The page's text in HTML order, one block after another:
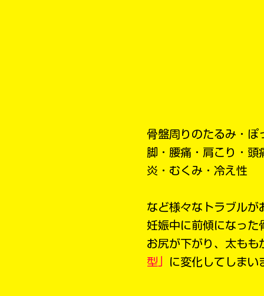
骨盤周りのたるみ・ぽ
脚 ・腰痛・肩こり・頭
炎・むくみ・冷え性
など様々なトラブルが
妊娠中に前傾になった
お尻が下がり、太もも
型」
に変化してしまい